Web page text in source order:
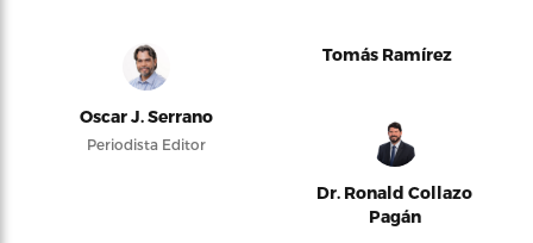
Oscar J. Serrano
Periodista Editor
Tomás Ramírez
Dr. Ronald Collazo
Pagán